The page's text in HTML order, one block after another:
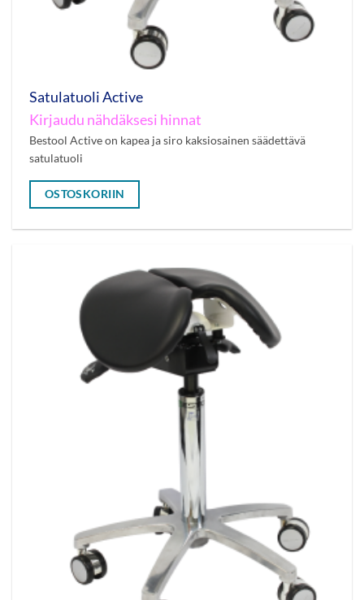
Satulatuoli Active
Kirjaudu nähdäksesi hinnat
Bestool Active on kapea ja siro kaksiosainen säädettävä
satulatuoli
OSTOSKORIIN